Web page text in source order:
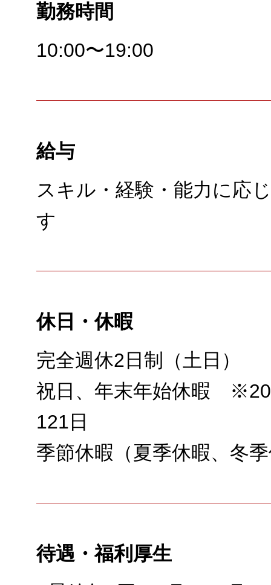
勤務時間
10:00〜19:00
給与
スキル・経験・能力に応
す
休日・休暇
完全週休2日制（土日）
祝日、年末年始休暇
121日
季節休暇（夏季休暇、冬
待遇・福利厚生